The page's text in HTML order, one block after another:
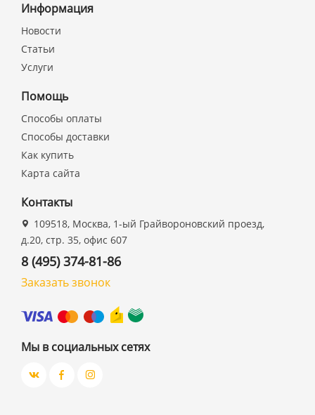
Информация
Новости
Статьи
Услуги
Помощь
Способы оплаты
Способы доставки
Как купить
Карта сайта
Контакты
109518, Москва, 1-ый Грайвороновский проезд,
д.20, стр. 35, офис 607
8 (495) 374-81-86
Заказать звонок
Мы в социальных сетях